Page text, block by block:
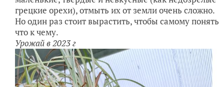
грецкие орехи), отмыть их от земли очень сложно.
Но один раз стоит вырастить, чтобы самому понять
что к чему.
Урожай в 2023 г